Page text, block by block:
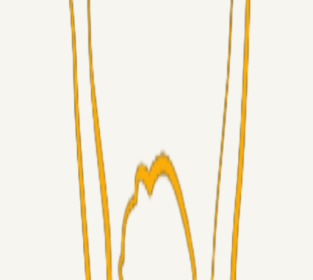
Masterclass
05. aug. 2026
Brøndby-TV og u-19
Alt det andet
04. aug. 2026
5. Forudsigelser op til Horsens kampen.
RasmusStephansen
Nørgaards Lever Hug, Skaktræk Mod En Utålmodig
RasmusStephansen
04. aug. 2026
Har GFH løsnet grebet...?
Superliga-truppen
04. aug. 2026
Medie: Tahirovic til Celtic for samlet 6 mio Euro